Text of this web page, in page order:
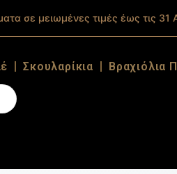
σε μειωμένες τιμές έως τις 31
Σκουλαρίκια Βραχιόλια